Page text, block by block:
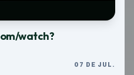
watch?
07 DE JUL.